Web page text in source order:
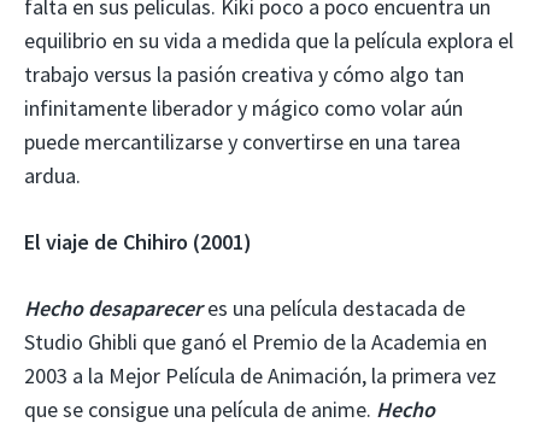
falta en sus películas. Kiki poco a poco encuentra un
equilibrio en su vida a medida que la película explora el
trabajo versus la pasión creativa y cómo algo tan
infinitamente liberador y mágico como volar aún
puede mercantilizarse y convertirse en una tarea
ardua.
El viaje de Chihiro (2001)
Hecho desaparecer es una película destacada de
Studio Ghibli que ganó el Premio de la Academia en
2003 a la Mejor Película de Animación, la primera vez
que se consigue una película de anime. Hecho